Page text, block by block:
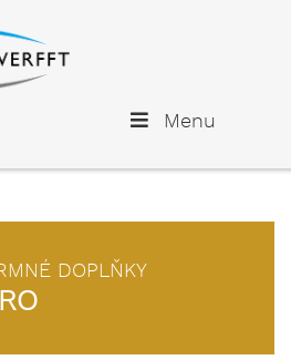
Menu
DOPLŇKY